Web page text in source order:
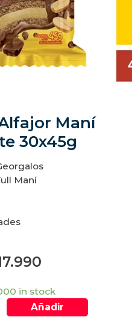
Maní
30x45g
Maní
in stock
Añadir